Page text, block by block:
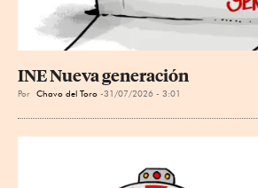
INE Nueva generación
Por Chavo del Toro 31/07/2026 - 3:01